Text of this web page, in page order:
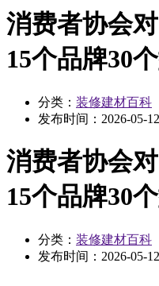
消费者协会
15个品牌30
分类： 装修建材百科
发布时间： 2026-05-
消费者协会
15个品牌30
分类： 装修建材百科
发布时间： 2026-05-